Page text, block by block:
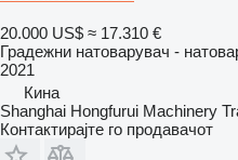
20.000 US$ ≈ 17.310 €
Градежни натоварувач -
2021
Кина
Shanghai Hongfurui Machinery
Контактирајте го продавачот